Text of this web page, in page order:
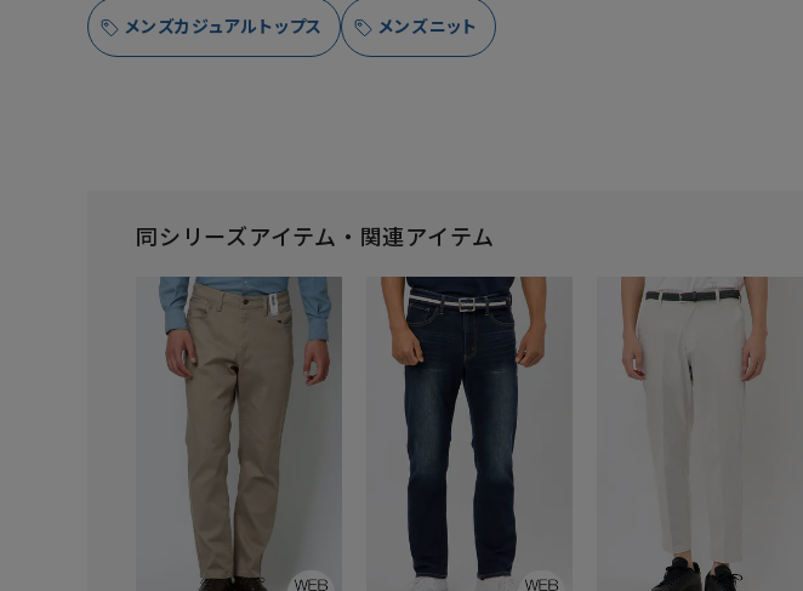
メンズカジュアルトップス メンズニット
同シリーズアイテム・関連アイテム